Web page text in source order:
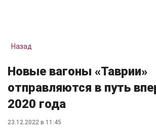
Назад
Новые вагоны «Таврии»
отправляются в путь
2020 года
23.12.2022 в 11:45